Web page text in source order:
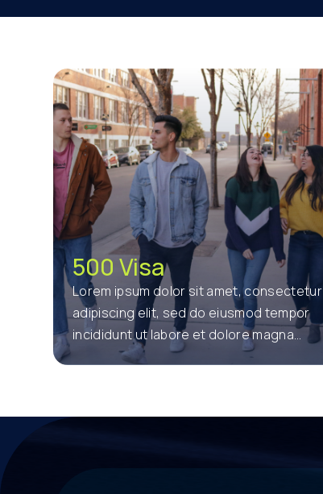
500 Visa
Lorem ipsum dolor sit amet, consectetur
adipiscing elit, sed do eiusmod tempor
incididunt ut labore et dolore magna
aliqua. Ut enim ad minim veniam, quis
aute irure dolor in reprehenderit in